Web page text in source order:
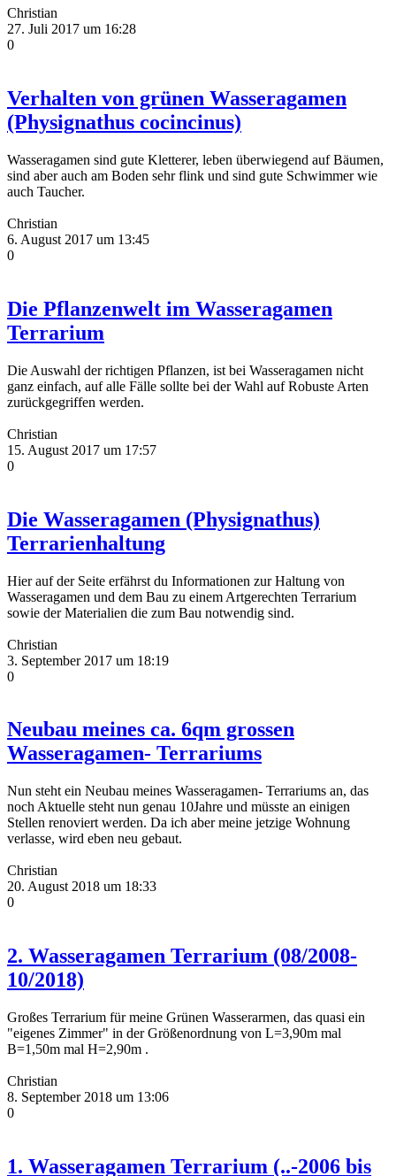
Christian
27. Juli 2017 um 16:28
0
Verhalten von grünen Wasseragamen
(Physignathus cocincinus)
Wasseragamen sind gute Kletterer, leben überwiegend auf Bäumen,
sind aber auch am Boden sehr flink und sind gute Schwimmer wie
auch Taucher.
Christian
6. August 2017 um 13:45
0
Die Pflanzenwelt im Wasseragamen
Terrarium
Die Auswahl der richtigen Pflanzen, ist bei Wasseragamen nicht
ganz einfach, auf alle Fälle sollte bei der Wahl auf Robuste Arten
zurückgegriffen werden.
Christian
15. August 2017 um 17:57
0
Die Wasseragamen (Physignathus)
Terrarienhaltung
Hier auf der Seite erfährst du Informationen zur Haltung von
Wasseragamen und dem Bau zu einem Artgerechten Terrarium
sowie der Materialien die zum Bau notwendig sind.
Christian
3. September 2017 um 18:19
0
Neubau meines ca. 6qm grossen
Wasseragamen- Terrariums
Nun steht ein Neubau meines Wasseragamen- Terrariums an, das
noch Aktuelle steht nun genau 10Jahre und müsste an einigen
Stellen renoviert werden. Da ich aber meine jetzige Wohnung
verlasse, wird eben neu gebaut.
Christian
20. August 2018 um 18:33
0
2. Wasseragamen Terrarium (08/2008-
10/2018)
Großes Terrarium für meine Grünen Wasserarmen, das quasi ein
"eigenes Zimmer" in der Größenordnung von L=3,90m mal
B=1,50m mal H=2,90m .
Christian
8. September 2018 um 13:06
0
1. Wasseragamen Terrarium (..-2006 bis